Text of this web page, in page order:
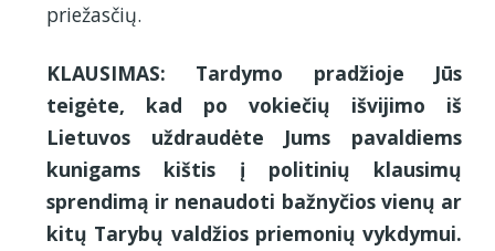
priežasčių.
KLAUSIMAS: Tardymo pradžioje Jūs
teigėte, kad po vokiečių išvijimo iš
Lietuvos uždraudėte Jums pavaldiems
kunigams kištis į politinių klausimų
sprendimą ir nenaudoti bažnyčios vienų ar
kitų Tarybų valdžios priemonių vykdymui.